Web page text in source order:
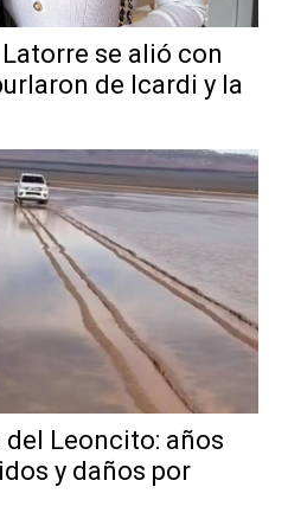
se alió con
de Icardi y la
del Leoncito: años
y daños por